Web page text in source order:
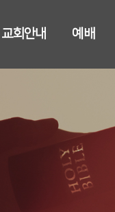
교회안내 예배